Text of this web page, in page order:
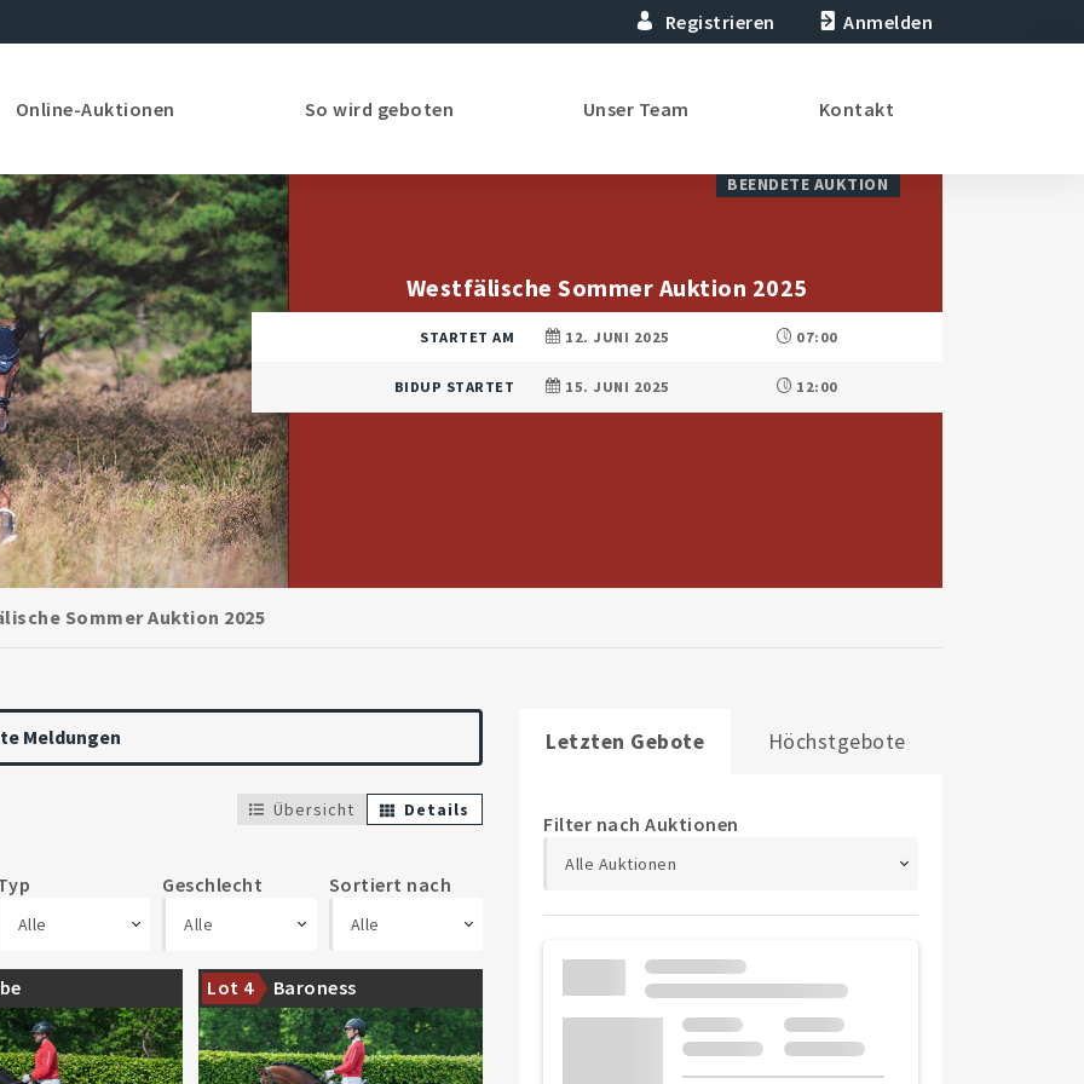
Registrieren Anmelden
Online-Auktionen So wird geboten Unser Team Kontakt
BEENDETE AUKTION
Westfälische Sommer Auktion 2025
STARTET AM 12. JUNI 2025 07:00
BIDUP STARTET 15. JUNI 2025 12:00
Sommer Auktion 2025
Meldungen
Übersicht Details
Alle Alle
Geschlecht
Alle
Sortiert nach
Lot 4 Baroness
Siegerstute der Westfälischen
Eliteschau 2022
Letzten Gebote Höchstgebote
Alle Auktionen
Filter nach Auktionen